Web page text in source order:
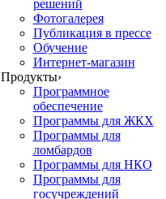
решений
Фотогалерея
Публикация в прессе
Обучение
Интернет-магазин
Продукты›
Программное
обеспечение
Программы для ЖКХ
Программы для
ломбардов
Программы для НКО
Программы для
госучреждений